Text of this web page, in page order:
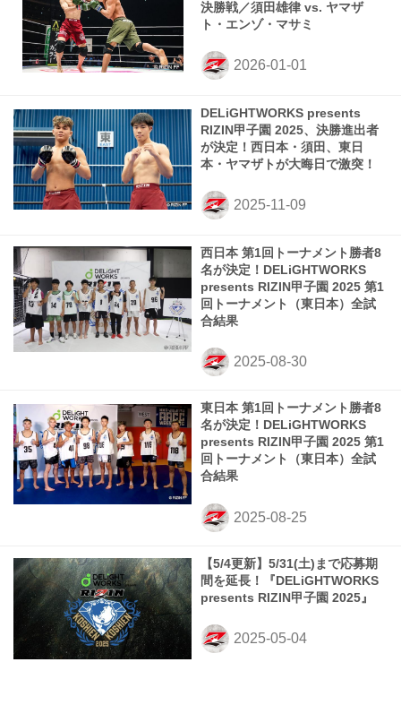
決勝戦／須田雄律 vs. ヤマザ
ト・エンゾ・マサミ
DELiGHTWORKS presents
RIZIN甲子園 2025、決勝進出者
が決定！西日本・須田、東日
本・ヤマザトが大晦日で激突！
西日本 第1回トーナメント勝者8
名が決定！DELiGHTWORKS
presents RIZIN甲子園 2025 第1
回トーナメント（東日本）全試
合結果
東日本 第1回トーナメント勝者8
名が決定！DELiGHTWORKS
presents RIZIN甲子園 2025 第1
回トーナメント（東日本）全試
合結果
【5/4更新】5/31(土)まで応募期
間を延長！『DELiGHTWORKS
presents RIZIN甲子園 2025』